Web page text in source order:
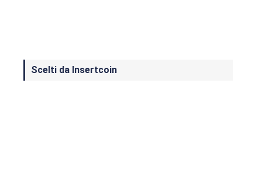
Scelti da Insertcoin